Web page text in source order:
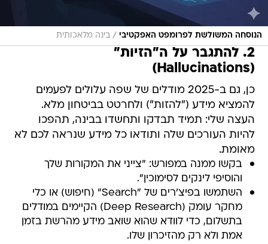
הנוסחה המשולשת לפרומפט האפקטיבי / בינה מלאכותית
2. להתגבר על ה"הזיות"
(Hallucinations)
כן, גם ב-2025 מודלים של שפה עלולים לפעמים
להמציא מידע ("להזות") ולחרטט בביטחון מלא.
העצה שלי: תמיד תבדקו ותחשדו בבינה, תהפכו
להיות העורכים שלה ותודאו כל מידע שנראה לכם לא
מאומת.
בקשו ממנה במפורש: "צייני את המקורות שלך
והוסיפי לינקים לסימוכין".
השתמשו בפיצ'רים של "Search" (חיפוש) או כלי
מחקר עומק (Deep Research) הקיימים במודלים
בתשלום, כדי לוודא שהוא שואב מידע מהרשת בזמן
אמת ולא רק מהזיכרון שלו.